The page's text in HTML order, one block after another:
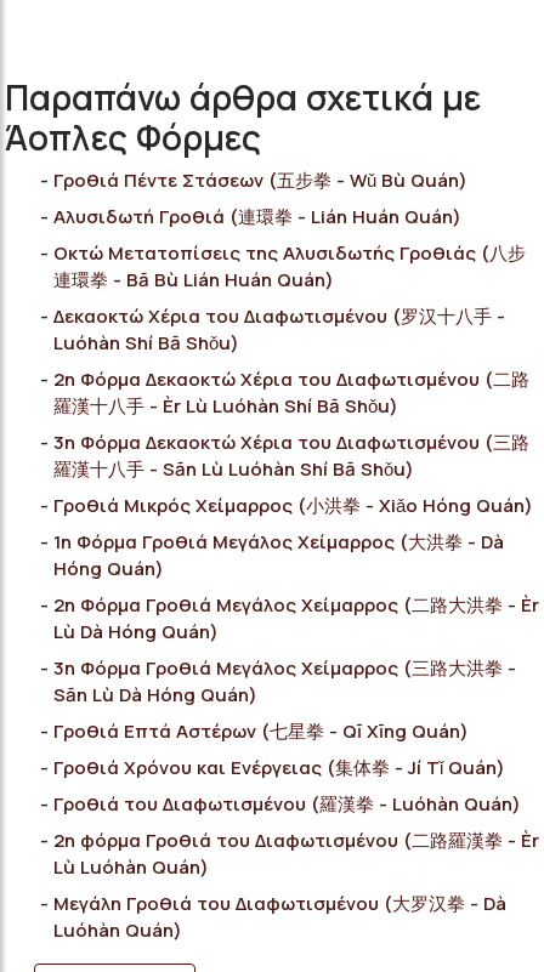
Παραπάνω άρθρα σχετικά με
Άοπλες Φόρμες
Γροθιά Πέντε Στάσεων (五步拳 - Wǔ Bù Quán)
Αλυσιδωτή Γροθιά (連環拳 - Lián Huán Quán)
Οκτώ Μετατοπίσεις της Αλυσιδωτής Γροθιάς (八步
連環拳 - Bā Bù Lián Huán Quán)
Δεκαοκτώ Χέρια του Διαφωτισμένου (罗汉十八手 -
Luóhàn Shí Bā Shǒu)
2η Φόρμα Δεκαοκτώ Χέρια του Διαφωτισμένου (二路
羅漢十八手 - Èr Lù Luóhàn Shí Bā Shǒu)
3η Φόρμα Δεκαοκτώ Χέρια του Διαφωτισμένου (三路
羅漢十八手 - Sān Lù Luóhàn Shí Bā Shǒu)
Γροθιά Μικρός Χείμαρρος (小洪拳 - Xiǎo Hóng Quán)
1η Φόρμα Γροθιά Μεγάλος Χείμαρρος (大洪拳 - Dà
Hóng Quán)
2η Φόρμα Γροθιά Μεγάλος Χείμαρρος (二路大洪拳 - Èr
Lù Dà Hóng Quán)
3η Φόρμα Γροθιά Μεγάλος Χείμαρρος (三路大洪拳 -
Sān Lù Dà Hóng Quán)
Γροθιά Επτά Αστέρων (七星拳 - Qī Xīng Quán)
Γροθιά Χρόνου και Ενέργειας (集体拳 - Jí Tǐ Quán)
Γροθιά του Διαφωτισμένου (羅漢拳 - Luóhàn Quán)
2η φόρμα Γροθιά του Διαφωτισμένου (二路羅漢拳 - Èr
Lù Luóhàn Quán)
Μεγάλη Γροθιά του Διαφωτισμένου (大罗汉拳 - Dà
Luóhàn Quán)